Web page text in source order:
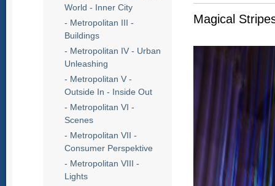
World - Inner City
- Metropolitan III -
Buildings
- Metropolitan IV - Urban
Unleashing
- Metropolitan V -
Outside In - Inside Out
- Metropolitan VI -
Scenes
- Metropolitan VII -
Consumer Perspektive
- Metropolitan VIII -
Lights
Magical